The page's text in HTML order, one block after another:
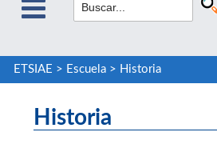
ETSIAE > Escuela> Historia
Historia